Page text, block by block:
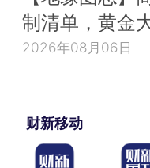
制清单，黄金
2026年08月06日
财新移动